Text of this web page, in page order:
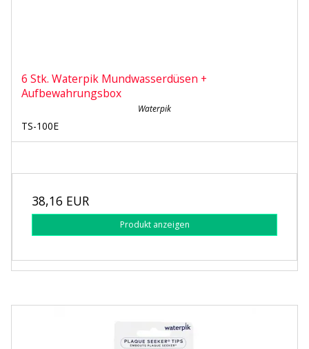
6 Stk. Waterpik Mundwasserdüsen +
Aufbewahrungsbox
Waterpik
TS-100E
38,16 EUR
Produkt anzeigen